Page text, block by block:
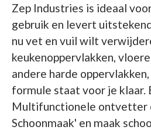
Zep Industries is ideaal
gebruik en levert
nu vet en vuil wilt
keukenoppervlakken,
andere harde
formule staat voor je klaar.
Multifunctionele ontvetter
Schoonmaak' en maak